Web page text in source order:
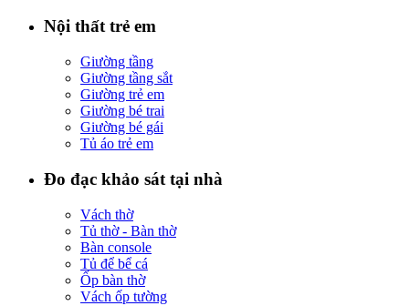
Nội thất trẻ em
Giường tầng
Giường tầng sắt
Giường trẻ em
Giường bé trai
Giường bé gái
Tủ áo trẻ em
Đo đạc khảo sát tại nhà
Vách thờ
Tủ thờ - Bàn thờ
Bàn console
Tủ để bể cá
Ốp bàn thờ
Vách ốp tường